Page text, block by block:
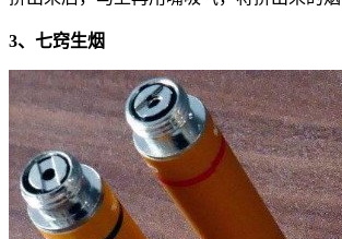
3、七窍生烟